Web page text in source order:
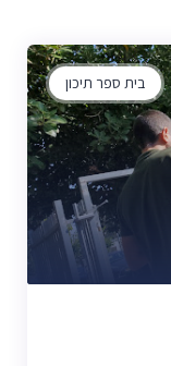
בית ספר תיכון